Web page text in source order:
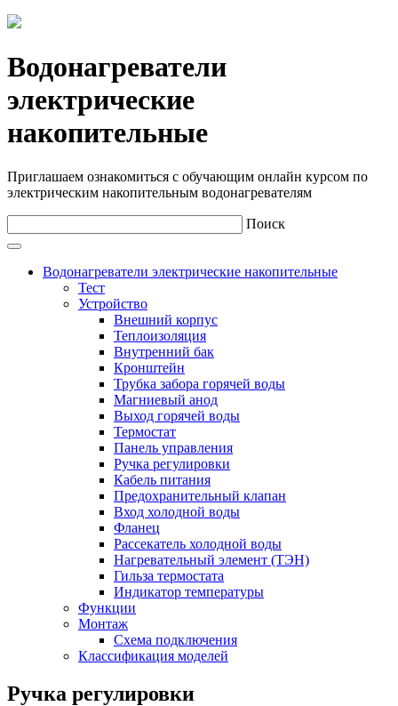
Водонагреватели
электрические
накопительные
Приглашаем ознакомиться с обучающим онлайн курсом по
электрическим накопительным водонагревателям
Поиск
Водонагреватели электрические накопительные
Тест
Устройство
Внешний корпус
Теплоизоляция
Внутренний бак
Кронштейн
Трубка забора горячей воды
Магниевый анод
Выход горячей воды
Термостат
Панель управления
Ручка регулировки
Кабель питания
Предохранительный клапан
Вход холодной воды
Фланец
Рассекатель холодной воды
Нагревательный элемент (ТЭН)
Гильза термостата
Индикатор температуры
Функции
Монтаж
Схема подключения
Классификация моделей
Ручка регулировки